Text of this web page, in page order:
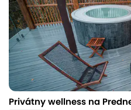
Privátny wellness na